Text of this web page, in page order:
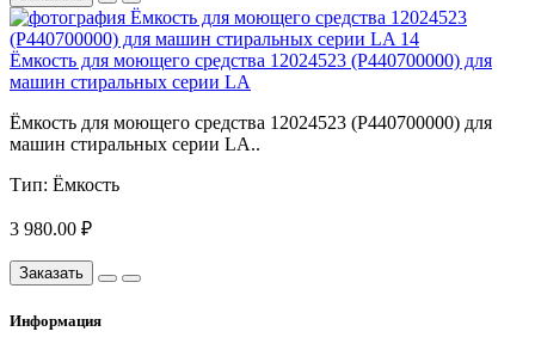
Ёмкость для моющего средства 12024523 (P440700000) для
машин стиральных серии LA
Ёмкость для моющего средства 12024523 (P440700000) для
машин стиральных серии LA..
Тип: Ёмкость
3 980.00 ₽
Заказать
Информация